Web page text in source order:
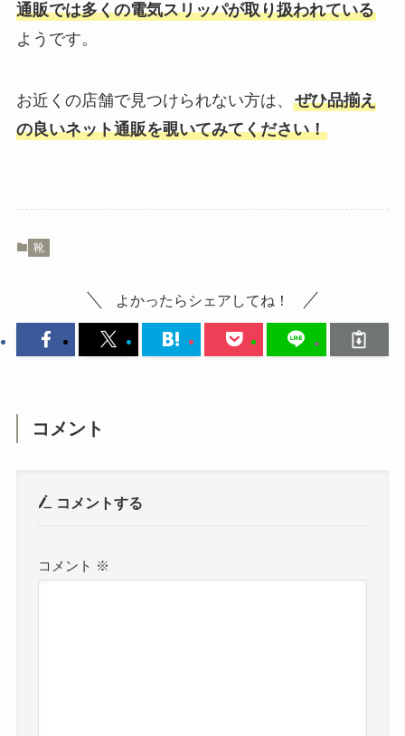
通販では多くの電気スリッパが取り扱われている
ようです。
お近くの店舗で見つけられない方は、 ぜひ品揃え
の良いネット通販を覗いてみてください！
靴
よかったらシェアしてね！
コメント
コメントする
コメント ※